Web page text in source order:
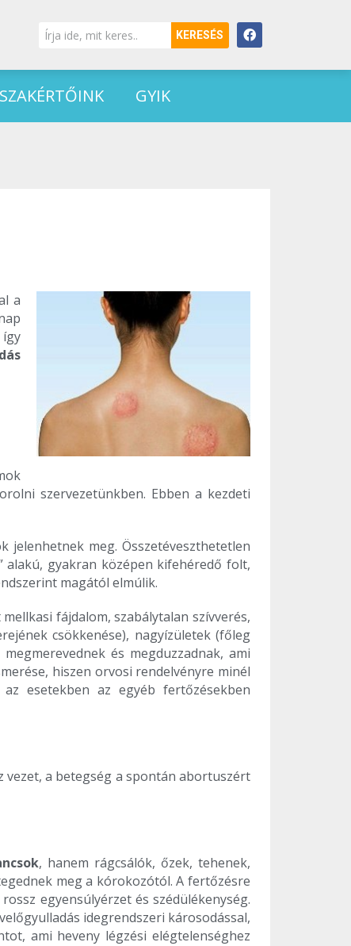
KERESÉS
SZAKÉRTŐINK GYIK
a
szervezetünkben. Ebben a kezdeti
meg. Összetéveszthetetlen
gyakran középen kifehéredő folt,
magától elmúlik.
fájdalom, szabálytalan szívverés,
csökkenése), nagyízületek (főleg
és megduzzadnak, ami
hiszen orvosi rendelvényre minél
esetekben az egyéb fertőzésekben
a betegség a spontán abortuszért
, hanem rágcsálók, őzek, tehenek,
meg a kórokozótól. A fertőzésre
egyensúlyérzet és szédülékenység.
idegrendszeri károsodással,
ami heveny légzési elégtelenséghez